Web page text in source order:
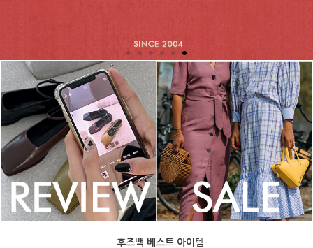
후즈백 베스트 아이템